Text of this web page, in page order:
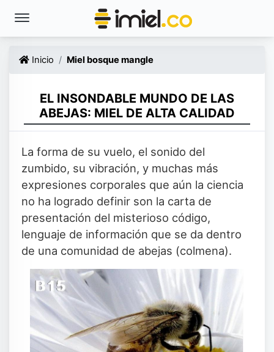
Inicio Miel bosque mangle
EL INSONDABLE MUNDO DE LAS
ABEJAS: MIEL DE ALTA CALIDAD
La forma de su vuelo, el sonido del
zumbido, su vibración, y muchas más
expresiones corporales que aún la ciencia
no ha logrado definir son la carta de
presentación del misterioso código,
lenguaje de información que se da dentro
de una comunidad de abejas (colmena).